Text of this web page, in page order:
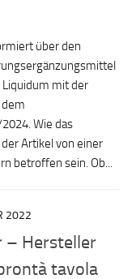
über den
Liquidum mit der
Wie das
Artikel von einer
betroffen sein. Ob...
2022
– Hersteller
tavola